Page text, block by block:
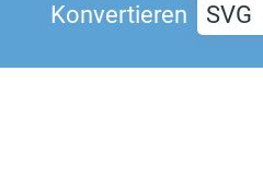
Konvertieren SVG